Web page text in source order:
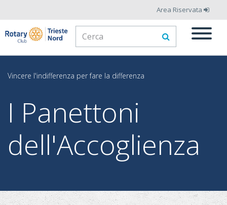
al
contenuto
principale
Area Riservata
Form
di
ricerca
Cerca
Vincere l'indifferenza per fare la differenza
I Panettoni
dell'Accoglienza